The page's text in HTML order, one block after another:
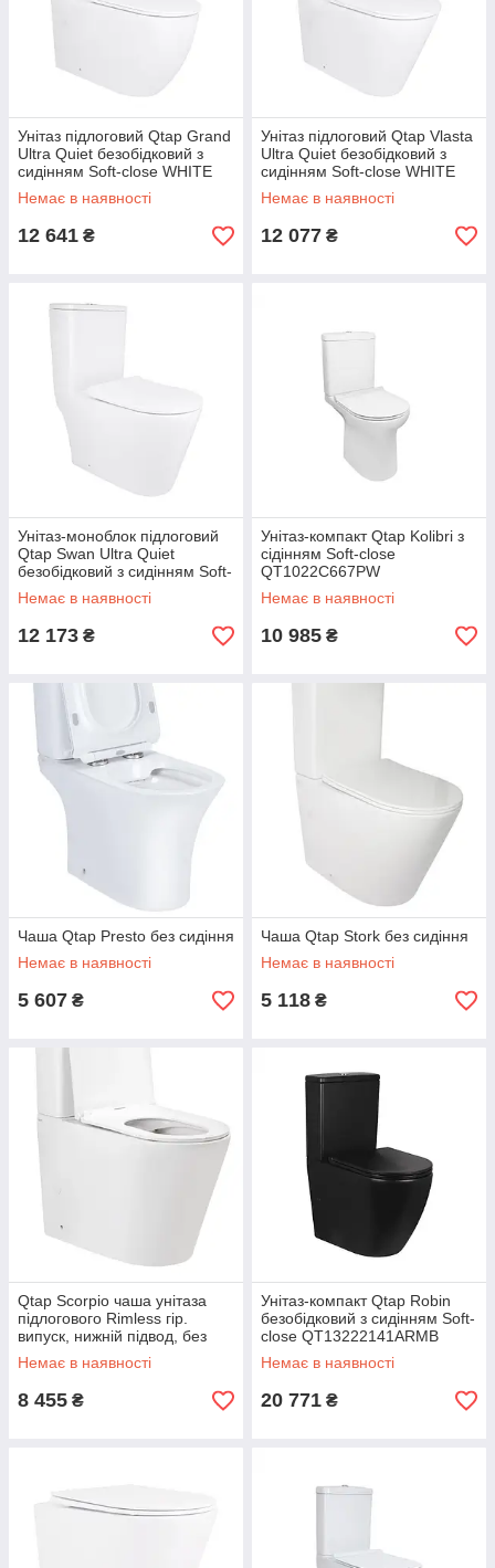
Унітаз підлоговий Qtap Grand
Ultra Quiet безобідковий з
сидінням Soft-close WHITE
QT26228301W
Немає в наявності
12 641 ₴
Унітаз підлоговий Qtap Vlasta
Ultra Quiet безобідковий з
сидінням Soft-close WHITE
QT28228300W
Немає в наявності
12 077 ₴
Унітаз-моноблок підлоговий
Qtap Swan Ultra Quiet
безобідковий з сидінням Soft-
close WHITE QT16226080AW
Немає в наявності
12 173 ₴
Унітаз-компакт Qtap Kolibri з
сідінням Soft-close
QT1022C667PW
Немає в наявності
10 985 ₴
Чаша Qtap Presto без сидіння
Немає в наявності
5 607 ₴
Чаша Qtap Stork без сидіння
Немає в наявності
5 118 ₴
Qtap Scorpio чаша унітаза
підлогового Rimless гір.
випуск, нижній підвод, без
сидіння 670x360x850 mm
WHITE
Немає в наявності
8 455 ₴
Унітаз-компакт Qtap Robin
безобідковий з сидінням Soft-
close QT13222141ARMB
Немає в наявності
20 771 ₴